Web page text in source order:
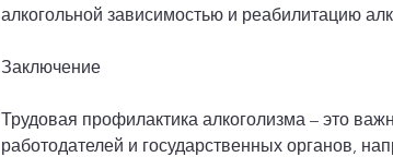
алкогольной зависимостью и реабилитацию
Заключение
Трудовая профилактика алкоголизма – это
работодателей и государственных органов,